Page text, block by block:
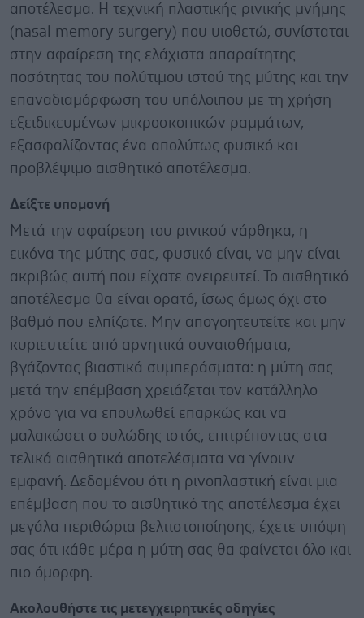
αποτέλεσμα. Η τεχνική πλαστικής ρινικής μνήμης
(nasal memory surgery) που υιοθετώ, συνίσταται
στην αφαίρεση της ελάχιστα απαραίτητης
ποσότητας του πολύτιμου ιστού της μύτης και την
επαναδιαμόρφωση του υπόλοιπου με τη χρήση
εξειδικευμένων μικροσκοπικών ραμμάτων,
εξασφαλίζοντας ένα απολύτως φυσικό και
προβλέψιμο αισθητικό αποτέλεσμα.
Δείξτε υπομονή
Μετά την αφαίρεση του ρινικού νάρθηκα, η
εικόνα της μύτης σας, φυσικό είναι, να μην είναι
ακριβώς αυτή που είχατε ονειρευτεί. Το αισθητικό
αποτέλεσμα θα είναι ορατό, ίσως όμως όχι στο
βαθμό που ελπίζατε. Μην απογοητευτείτε και μην
κυριευτείτε από αρνητικά συναισθήματα,
βγάζοντας βιαστικά συμπεράσματα: η μύτη σας
μετά την επέμβαση χρειάζεται τον κατάλληλο
χρόνο για να επουλωθεί επαρκώς και να
μαλακώσει ο ουλώδης ιστός, επιτρέποντας στα
τελικά αισθητικά αποτελέσματα να γίνουν
εμφανή. Δεδομένου ότι η ρινοπλαστική είναι μια
επέμβαση που το αισθητικό της αποτέλεσμα έχει
μεγάλα περιθώρια βελτιστοποίησης, έχετε υπόψη
σας ότι κάθε μέρα η μύτη σας θα φαίνεται όλο και
πιο όμορφη.
Ακολουθήστε τις μετεγχειρητικές οδηγίες